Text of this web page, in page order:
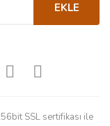
EKLE
SSL sertifikası ile